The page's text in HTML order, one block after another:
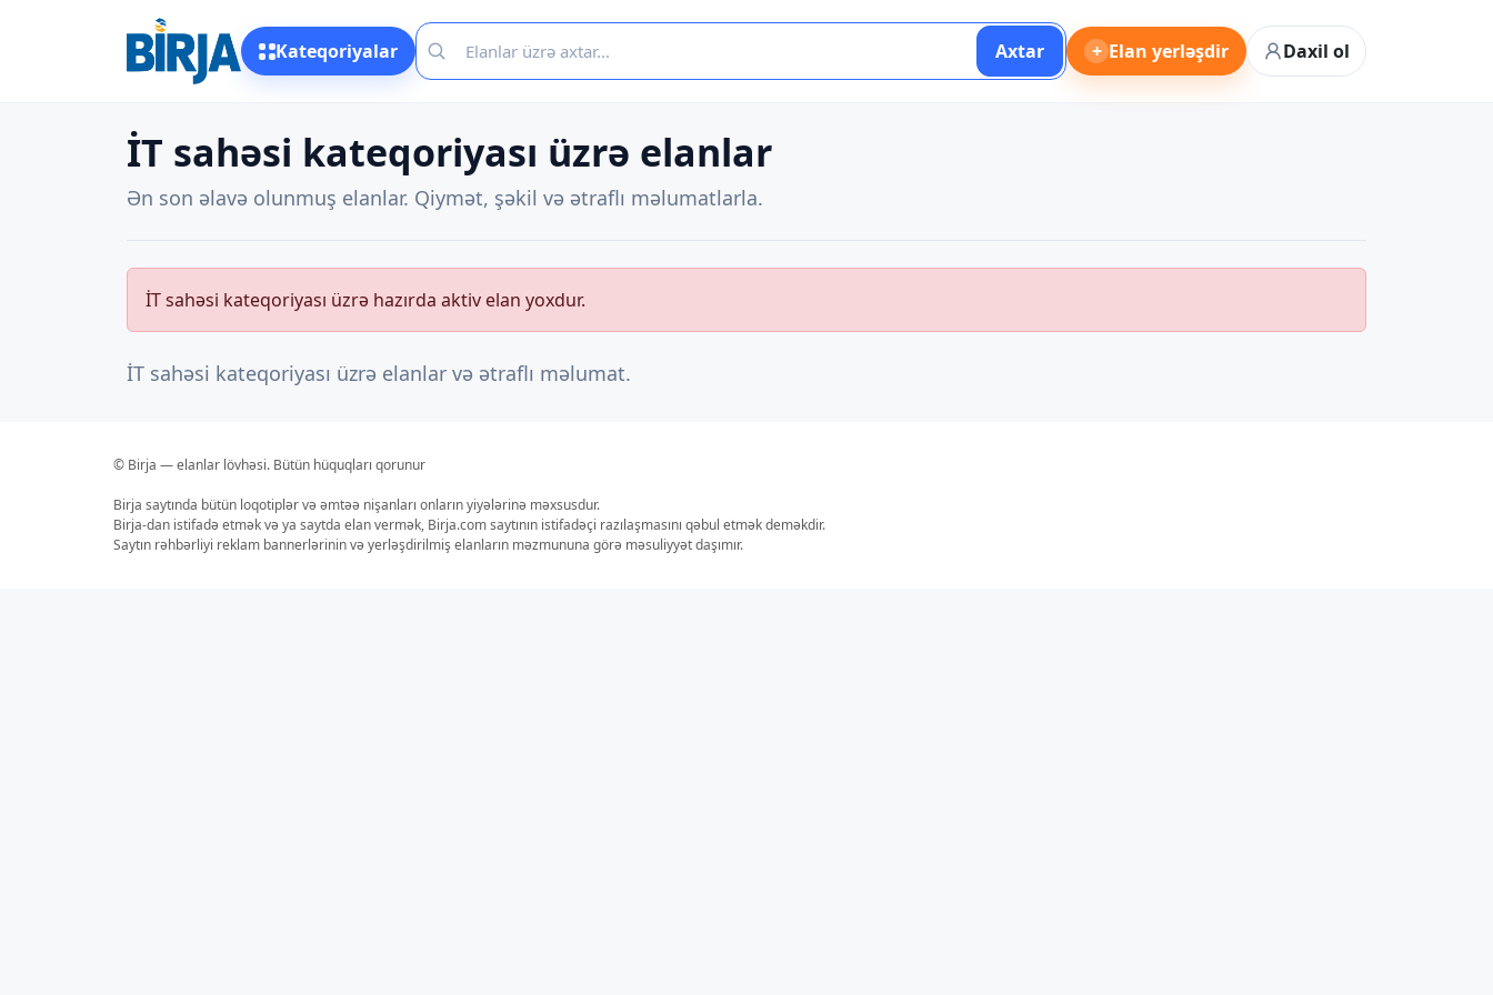
Kateqoriyalar Axtar + Elan yerləşdir Daxil ol
İT sahəsi kateqoriyası üzrə elanlar
Ən son əlavə olunmuş elanlar. Qiymət, şəkil və ətraflı məlumatlarla.
İT sahəsi kateqoriyası üzrə hazırda aktiv elan yoxdur.
İT sahəsi kateqoriyası üzrə elanlar və ətraflı məlumat.
© Birja — elanlar lövhəsi. Bütün hüquqları qorunur
Birja saytında bütün loqotiplər və əmtəə nişanları onların yiyələrinə məxsusdur.
Birja-dan istifadə etmək və ya saytda elan vermək, Birja.com saytının istifadəçi razılaşmasını qəbul etmək deməkdir.
Saytın rəhbərliyi reklam bannerlərinin və yerləşdirilmiş elanların məzmununa görə məsuliyyət daşımır.